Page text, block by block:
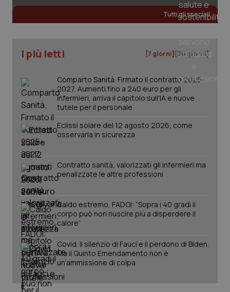
Valle D’Aosta
Oncodermatologia
Oncologia & Nutrizione
Psoriasi & pelle
Quotidiano Cardiologia
Quotidiano Chirurgia
Quotidiano Oncologia
Quotidiano Pediatria
Rene & patologie urogenitali
Salute orale & impianti
Sangue & coagulazione
Tutti gli speciali
I più letti [7 giorni] [30 giorni]
Comparto Sanità. Firmato il contratto 2025-
2027. Aumenti fino a 240 euro per gli
infermieri, arriva il capitolo sull'IA e nuove
tutele per il personale
Eclissi solare del 12 agosto 2026, come
osservarla in sicurezza
Contratto sanità, valorizzati gli infermieri ma
penalizzate le altre professioni
Caldo estremo, FADOI: “Sopra i 40 gradi il
corpo può non riuscire più a disperdere il
calore”
Covid. Il silenzio di Fauci e il perdono di Biden.
Ma il Quinto Emendamento non è
un’ammissione di colpa
Necessari Statistici Marketing
I cookie necessari contribuiscono a rendere fruibile il
protette del sito. Il sito web non è in grado di
funzionare correttamente senza questi cookie.
VISITOR_PRIVACY_METADATA
YouTube
.youtube.com
CookieScriptConsent
CookieScript